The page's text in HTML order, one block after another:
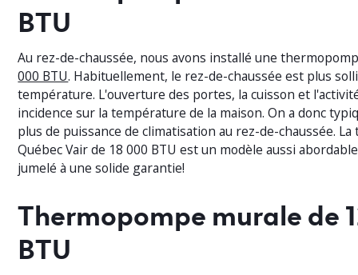
BTU
Au rez-de-chaussée, nous avons installé une
000 BTU. Habituellement, le rez-de-chaussée est plus
température. L'ouverture des portes, la cuisson et
incidence sur la température de la maison. On a donc
plus de puissance de climatisation au rez-de-chaussée.
Québec Vair de 18 000 BTU est un modèle aussi
jumelé à une solide garantie!
Thermopompe murale de
BTU